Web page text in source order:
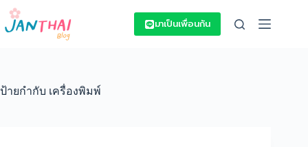
Skip
content
มาเป็นเพื่อนกัน
ป้ายกำกับ เครื่องพิมพ์